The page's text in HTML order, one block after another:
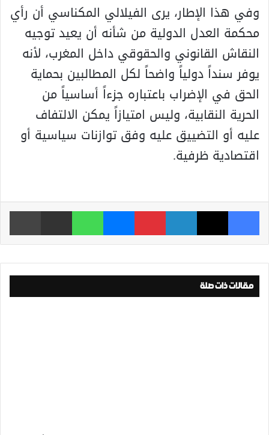
وفي هذا الإطار، يرى الفيلالي المكناسي أن رأي
محكمة العدل الدولية من شأنه أن يعيد توجيه
النقاش القانوني والحقوقي داخل المغرب، لأنه
يوفر سنداً دولياً واضحاً لكل المطالبين بحماية
الحق في الإضراب باعتباره جزءاً أساسياً من
الحرية النقابية، وليس امتيازاً يمكن الالتفاف
عليه أو التضييق عليه وفق توازنات سياسية أو
اقتصادية ظرفية.
فيسبوك ‫X لينكدإن بينتيريست ماسنجر واتساب مشاركة عبر البريد
مقالات ذات صلة